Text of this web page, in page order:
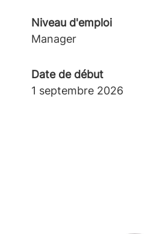
Niveau d'emploi
Manager
Date de début
1 septembre 2026